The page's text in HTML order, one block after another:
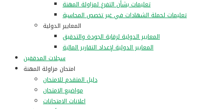
تعليمات بشأن التفرغ لمزاولة المهنة
تعليمات لحملة الشهادات في غير تخصص المحاسبة
المعايير الدولية
المعايير الدولية لرقابة الجودة والتدقيق
المعايير الدولية لإعداد التقارير المالية
سجلات المدققين
امتحان مزاولة المهنة
دليل المتقدم للامتحان
مواضيع الامتحان
اعلانات الامتحانات